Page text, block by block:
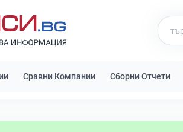
Сравни Компании Сборни Отчети